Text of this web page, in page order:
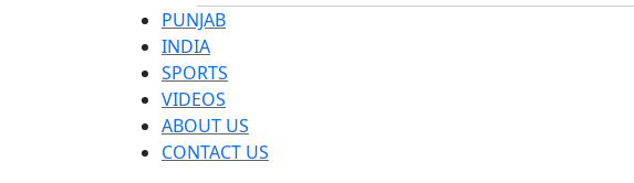
PUNJAB
INDIA
SPORTS
VIDEOS
ABOUT US
CONTACT US